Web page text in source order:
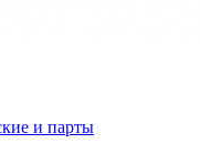
и парты